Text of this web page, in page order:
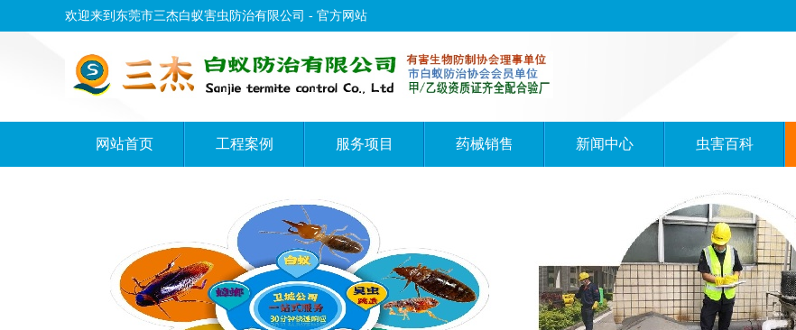
欢迎来到东莞市三杰白蚁害虫防治有限公司 - 官方网站
网站首页 工程案例 服务项目 药械销售 新闻中心 虫害百科